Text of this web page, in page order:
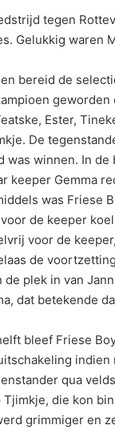
tegen
Gelukkig waren
bereid de
Ester,
De
was winnen. In
keeper Gemma
was Friese
de keeper
voor de
de
de plek in van
dat betekende
bleef Friese
qua
Tjimkje, die kon
grimmiger en